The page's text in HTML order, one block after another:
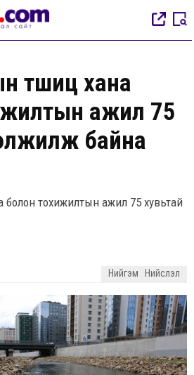
түшиц хана
ажил 75
байна
болон тохижилтын ажил 75 хувьтай
Нийгэм Нийслэл